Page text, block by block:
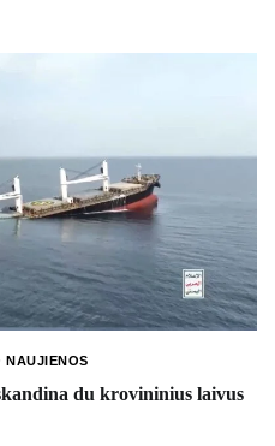
NAUJIENOS
du krovininius laivus